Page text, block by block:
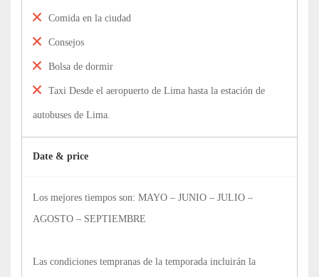
Comida en la ciudad
Consejos
Bolsa de dormir
Taxi Desde el aeropuerto de Lima hasta la estación de
autobuses de Lima.
Date & price
Los mejores tiempos son: MAYO – JUNIO – JULIO –
AGOSTO – SEPTIEMBRE
Las condiciones tempranas de la temporada incluirán la